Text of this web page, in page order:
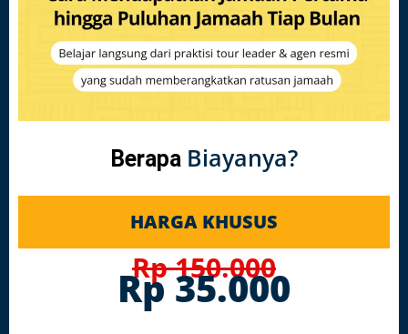
Berapa Biayanya?
HARGA KHUSUS
Rp 150.000
Rp 35.000